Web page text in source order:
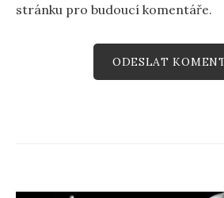
stránku pro budoucí komentáře.